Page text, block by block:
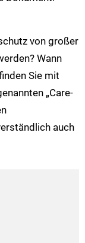
von großer
Wann
Sie mit
„Care-
auch